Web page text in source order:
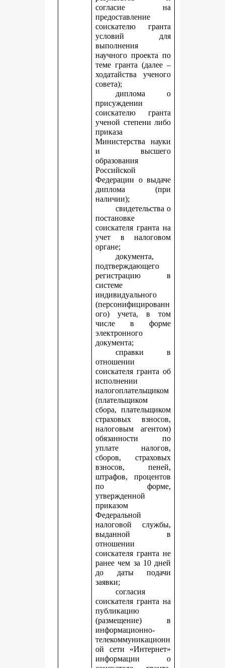
согласие на
предоставление
соискателю гранта
условий для
выполнения
научного проекта по
теме гранта (далее –
ходатайства ученого
совета);
диплома о
присуждении
соискателю гранта
ученой степени либо
приказа
Министерства науки
и высшего
образования
Российской
Федерации о выдаче
диплома (при
наличии);
свидетельства о
постановке
соискателя гранта на
учет в налоговом
органе;
документа,
подтверждающего
регистрацию в
системе
индивидуального
(персонифицированн
ого) учета, в том
числе в форме
электронного
документа;
справки в
отношении
соискателя гранта об
исполнении
налогоплательщиком
(плательщиком
сбора, плательщиком
страховых взносов,
налоговым агентом)
обязанности по
уплате налогов,
сборов, страховых
взносов, пеней,
штрафов, процентов
по форме,
утвержденной
приказом
Федеральной
налоговой службы,
выданной в
отношении
соискателя гранта не
ранее чем за 10 дней
до даты подачи
заявки;
согласия
соискателя гранта на
публикацию
(размещение) в
информационно-
телекоммуникационн
ой сети «Интернет»
информации о